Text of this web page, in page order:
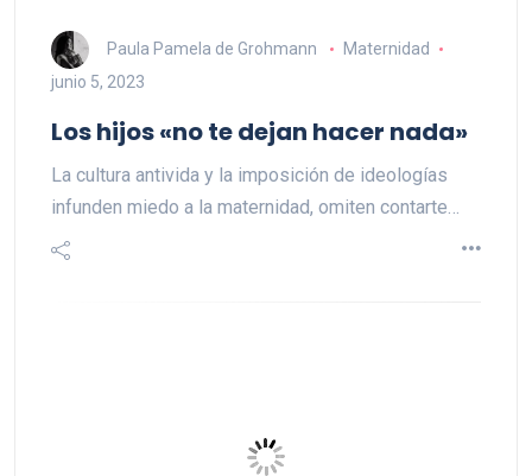
Paula Pamela de Grohmann
Maternidad
junio 5, 2023
Los hijos «no te dejan hacer nada»
La cultura antivida y la imposición de ideologías
infunden miedo a la maternidad, omiten contarte…